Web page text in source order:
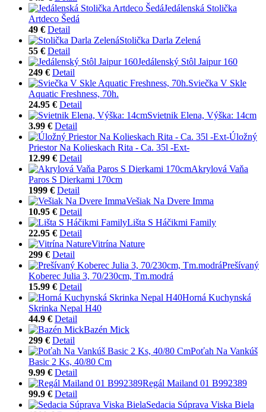
Jedálenská Stolička
Artdeco Šedá
49 € Detail
Stolička Darla Zelená
55 € Detail
Jedálenský Stôl Jaipur 160
249 € Detail
Sviečka V Skle
Aquatic Freshness, 70h.
24.95 € Detail
Svietnik Elena, Výška: 14cm
3.99 € Detail
Úložný
Priestor Na Kolieskach Rita - Ca. 35l -Ext-
12.99 € Detail
Akrylová Vaňa
Paros S Dierkami 170cm
1999 € Detail
Vešiak Na Dvere Imma
10.95 € Detail
Lišta S Háčikmi Family
22.95 € Detail
Vitrína Nature
299 € Detail
Prešívaný
Koberec Julia 3, 70/230cm, Tm.modrá
15.99 € Detail
Horná Kuchynská
Skrinka Nepal H40
44.9 € Detail
Bazén Mick
299 € Detail
Poťah Na Vankúš
Basic 2 Ks, 40/80 Cm
9.99 € Detail
Regál Mailand 01 B992389
99.9 € Detail
Sedacia Súprava Viska Biela